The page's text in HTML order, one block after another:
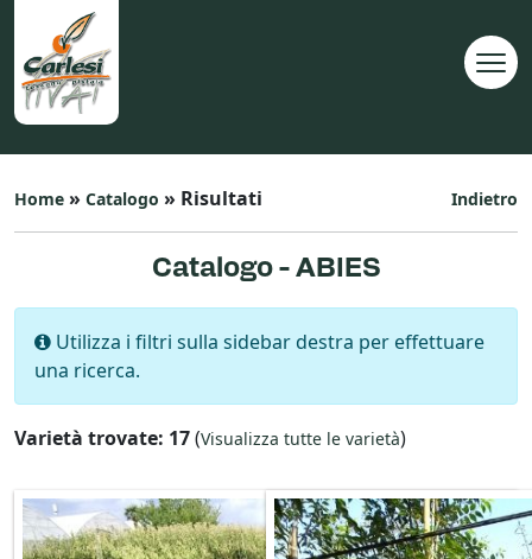
Indietro
Home » Catalogo » Risultati
Catalogo - ABIES
Utilizza i filtri sulla sidebar destra per effettuare
una ricerca.
Varietà trovate: 17(Visualizza tutte le varietà)